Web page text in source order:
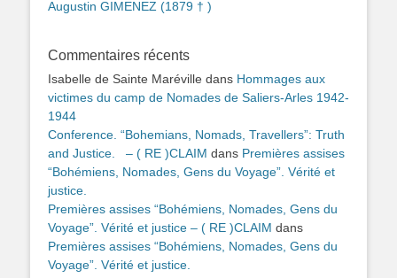
Augustin GIMENEZ (1879 † )
Commentaires récents
Isabelle de Sainte Maréville dans Hommages aux
victimes du camp de Nomades de Saliers-Arles 1942-
1944
Conference. “Bohemians, Nomads, Travellers”: Truth
and Justice. – ( RE )CLAIM dans Premières assises
“Bohémiens, Nomades, Gens du Voyage”. Vérité et
justice.
Premières assises “Bohémiens, Nomades, Gens du
Voyage”. Vérité et justice – ( RE )CLAIM dans
Premières assises “Bohémiens, Nomades, Gens du
Voyage”. Vérité et justice.